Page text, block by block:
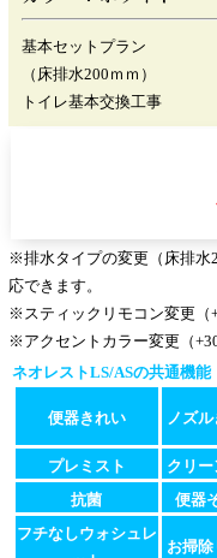
基本セットプラン
（床排水200ｍｍ）
トイレ基本交換工事
※排水タイプの変更（床排水
応できます。
※スティックリモコン変更（
※アクセントカラー変更（
ネオレストLS/ASの共通機能
便器きれい ノズ
プレミスト
クリ
抗菌
便器
フチなしウォシュレ
お掃除